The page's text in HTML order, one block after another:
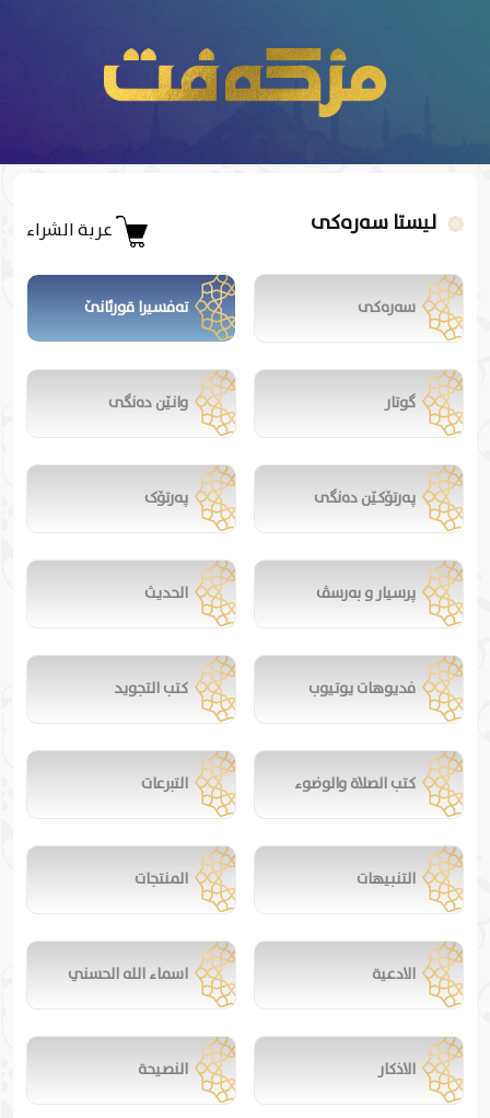
لیستا سەرەکی عربة الشراء
سەرەکی تەفسیرا قورئانێ
گوتار وانێن دەنگی
پەرتۆکێن دەنگی پەرتۆک
پرسیار و بەرسڤ الحديث
فديوهات يوتيوب كتب التجويد
كتب الصلاة والوضوء التبرعات
التنبيهات المنتجات
الادعية اسماء الله الحسني
الاذكار النصيحة